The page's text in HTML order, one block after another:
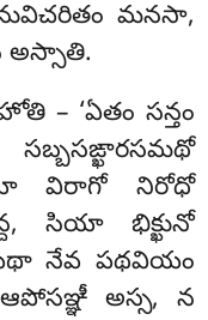
మనసా,
అస్సాతి.
హోతి – ‘ఏతం సన్తం
విరాగో నిరోధో
సియా భిక్ఖునో
నేవ పథవియం
అస్స, న